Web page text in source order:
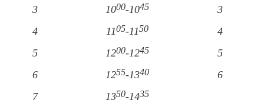
3
1000-1045
3
4
1105-1150
4
5
1200-1245
5
6
1255-1340
6
7
1350-1435